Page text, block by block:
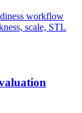
workflow
scale, STL